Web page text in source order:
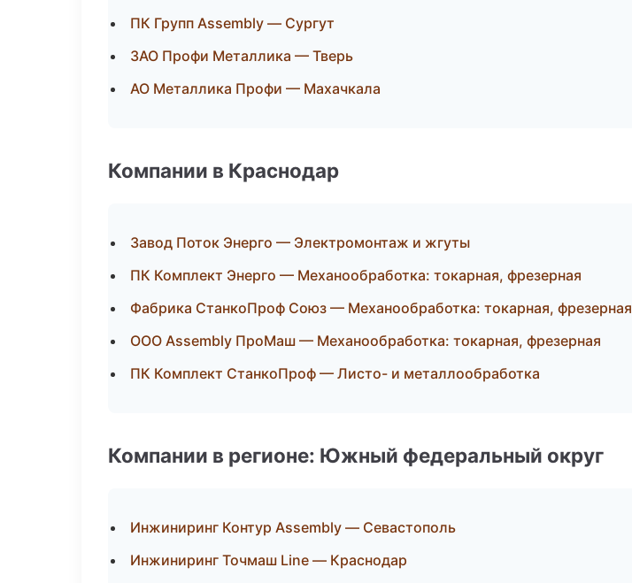
ПК Групп Assembly — Сургут
ЗАО Профи Металлика — Тверь
АО Металлика Профи — Махачкала
Компании в Краснодар
Завод Поток Энерго — Электромонтаж и жгуты
ПК Комплект Энерго — Механообработка: токарная, фрезерная
Фабрика СтанкоПроф Союз — Механообработка: токарная, фрезерная
ООО Assembly ПроМаш — Механообработка: токарная, фрезерная
ПК Комплект СтанкоПроф — Листо- и металлообработка
Компании в регионе: Южный федеральный округ
Инжиниринг Контур Assembly — Севастополь
Инжиниринг Точмаш Line — Краснодар